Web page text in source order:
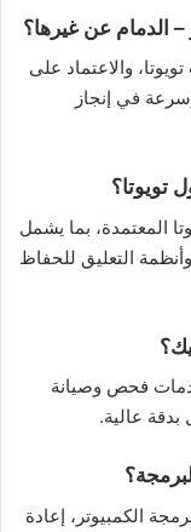
– الدمام عن غيرها؟
والاعتماد على
في إنجاز
تويوتا؟
المعتمدة، بما يشمل
التعليق للحفاظ
فحص وصيانة
بدقة عالية.
الكمبيوتر، إعادة